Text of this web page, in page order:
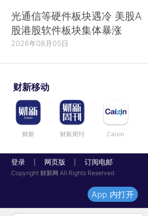
光通信等硬件板块遇冷 美股A
股港股软件板块集体暴涨
2026年08月05日
财新移动
财新 财新周刊 Caixin
登录 网页版 订阅电邮
Copyright 财新网 All Rights Reserved
App 内打开